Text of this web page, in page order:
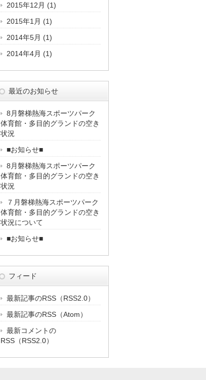
2015年12月 (1)
2015年1月 (1)
2014年5月 (1)
2014年4月 (1)
最近のお知らせ
8月磐梯熱海スポーツパーク
体育館・多目的グランドの空き
状況
■お知らせ■
8月磐梯熱海スポーツパーク
体育館・多目的グランドの空き
状況
７月磐梯熱海スポーツパーク
体育館・多目的グランドの空き
状況について
■お知らせ■
フィード
最新記事のRSS（RSS2.0）
最新記事のRSS（Atom）
最新コメントの
RSS（RSS2.0）